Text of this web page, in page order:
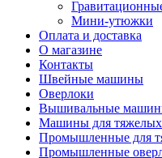
Мини-утюжки
Оплата и доставка
О магазине
Контакты
Швейные машины
Оверлоки
Вышивальные
Машины для тяжелых
Промышленные для
Промышленные